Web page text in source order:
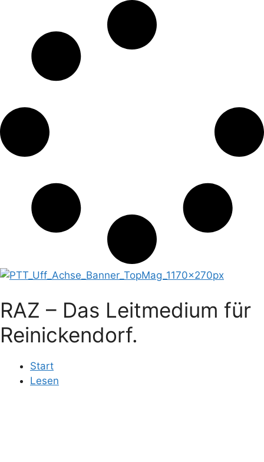
RAZ – Das Leitmedium für
Reinickendorf.
Start
Lesen